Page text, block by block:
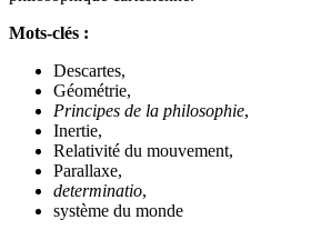
Mots-clés :
Descartes,
Géométrie,
Principes de la philosophie,
Inertie,
Relativité du mouvement,
Parallaxe,
determinatio,
système du monde